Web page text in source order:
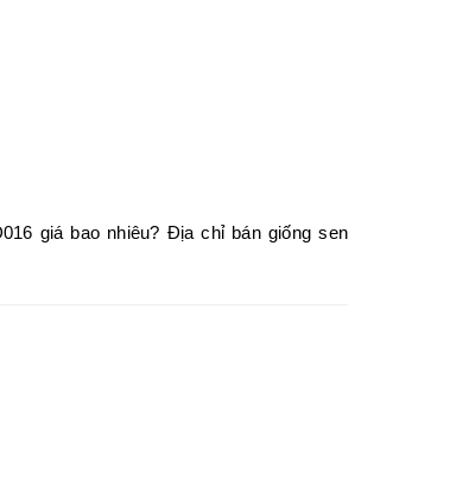
giá bao nhiêu? Địa chỉ bán giống sen